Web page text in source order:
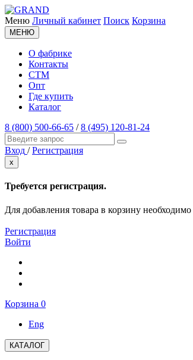
Меню Личный кабинет Поиск Корзина
МЕНЮ
О фабрике
Контакты
СТМ
Опт
Где купить
Каталог
8 (800) 500-66-65 /8 (495) 120-81-24
Вход / Регистрация
x
Требуется регистрация.
Для добавления товара в корзину необходимо
Регистрация
Войти
Корзина 0
Eng
КАТАЛОГ